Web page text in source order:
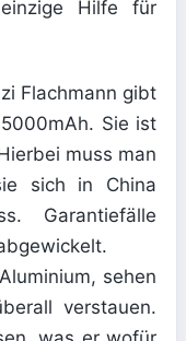
Hilfe für
Flachmann gibt
Sie ist
muss man
sich in China
Garantiefälle
sehen
verstauen.